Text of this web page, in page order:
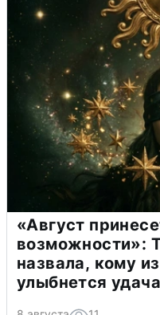
«Август
возможности»:
назвала, кому
улыбнется удача